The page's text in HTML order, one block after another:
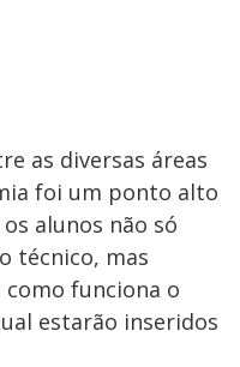
as diversas áreas
foi um ponto alto
alunos não só
técnico, mas
funciona o
estarão inseridos